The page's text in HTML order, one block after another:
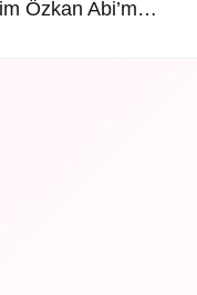
Özkan Abi’m…